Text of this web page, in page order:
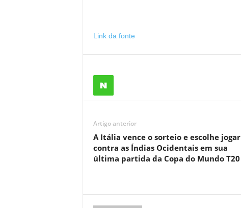
Link da fonte
Artigo anterior
A Itália vence o sorteio e escolhe jogar
contra as Índias Ocidentais em sua
última partida da Copa do Mundo T20